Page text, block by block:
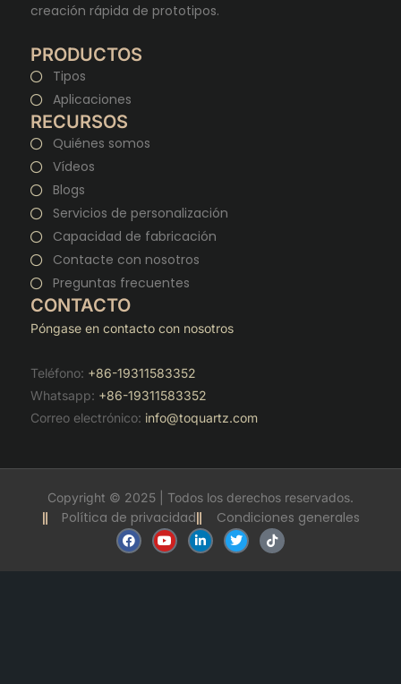
creación rápida de prototipos.
PRODUCTOS
Tipos
Aplicaciones
RECURSOS
Quiénes somos
Vídeos
Blogs
Servicios de personalización
Capacidad de fabricación
Contacte con nosotros
Preguntas frecuentes
CONTACTO
Póngase en contacto con nosotros
Teléfono: +86-19311583352
Whatsapp: +86-19311583352
Correo electrónico: info@toquartz.com
Copyright © 2025 | Todos los derechos reservados.
Política de privacidad
Condiciones generales
F
a
c
Y
o
u
L
i
n
T
w
i
T
i
k